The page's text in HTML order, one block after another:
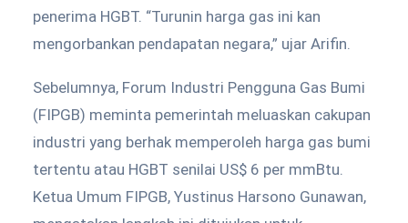
penerima HGBT. “Turunin harga gas ini kan
mengorbankan pendapatan negara,” ujar Arifin.
Sebelumnya, Forum Industri Pengguna Gas Bumi
(FIPGB) meminta pemerintah meluaskan cakupan
industri yang berhak memperoleh harga gas bumi
tertentu atau HGBT senilai US$ 6 per mmBtu.
Ketua Umum FIPGB, Yustinus Harsono Gunawan,